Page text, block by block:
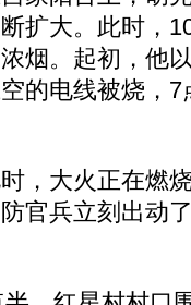
扩大。此时，
烟。起初，他
的电线被烧，
大火正在燃
官兵立刻出动